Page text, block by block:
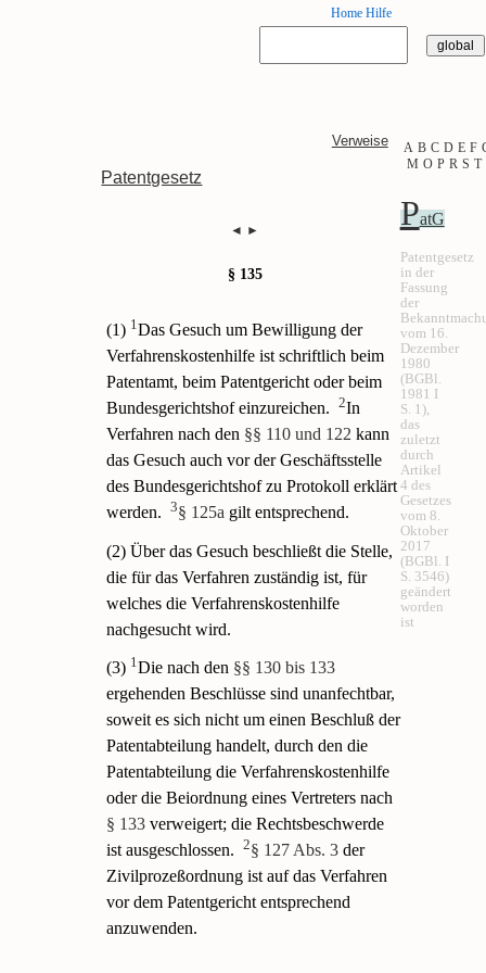
Home Hilfe
A B C D E F
M O P R S T
Patentgesetz
Verweise
◄ ►
§ 135
PatG
Patentgesetz
in der
Fassung
der
vom 16.
Dezember
1980
(BGBl.
1981 I
S. 1),
das
zuletzt
durch
Artikel
4 des
Gesetzes
vom 8.
Oktober
2017
(BGBl. I
S. 3546)
geändert
worden
ist
(1) 1Das Gesuch um Bewilligung der
Verfahrenskostenhilfe ist schriftlich beim
Patentamt, beim Patentgericht oder beim
Bundesgerichtshof einzureichen.
2In
Verfahren nach den §§ 110 und 122 kann
das Gesuch auch vor der Geschäftsstelle
des Bundesgerichtshof zu Protokoll erklärt
werden.
3§ 125a gilt entsprechend.
(2) Über das Gesuch beschließt die Stelle,
die für das Verfahren zuständig ist, für
welches die Verfahrenskostenhilfe
nachgesucht wird.
(3) 1Die nach den §§ 130 bis 133
ergehenden Beschlüsse sind unanfechtbar,
soweit es sich nicht um einen Beschluß der
Patentabteilung handelt, durch den die
Patentabteilung die Verfahrenskostenhilfe
oder die Beiordnung eines Vertreters nach
§ 133 verweigert; die Rechtsbeschwerde
ist ausgeschlossen.
2§ 127 Abs. 3 der
Zivilprozeßordnung ist auf das Verfahren
vor dem Patentgericht entsprechend
anzuwenden.